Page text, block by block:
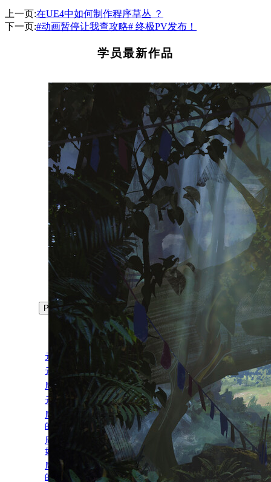
上一页:在UE4中如何制作程序草丛 ？
下一页:#动画暂停让我查攻略# 终极PV发布！
学员最新作品
Previous Next
最新资讯
元气蛙动漫2025五一假期安排
元气蛙动漫2024元旦假期安排
周五密报丨小命要紧！遣散后宫刻不容缓~
元气蛙动漫2023国庆放假通知！！
周五密报丨忠犬骑士上线！这就是传说中
的修罗场？！
周五密报丨风情女王完全沦陷？！陶乐斯
如何摆脱厄瑞斯魔爪？
周五密报丨女王万岁万万岁！无往而不胜
的风情女王竟败在了恶魔手下！？